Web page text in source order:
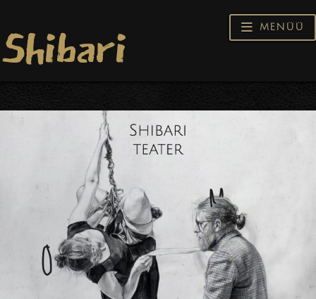
Shibari